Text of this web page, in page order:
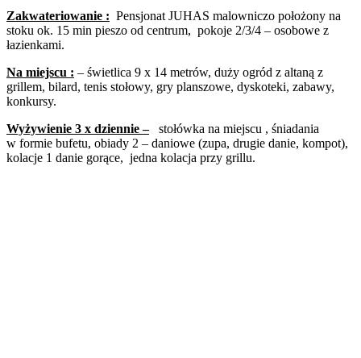
Zakwateriowanie : Pensjonat JUHAS malowniczo położony na
stoku ok. 15 min pieszo od centrum, pokoje 2/3/4 – osobowe z
łazienkami.
Na miejscu : – świetlica 9 x 14 metrów, duży ogród z altaną z
grillem, bilard, tenis stołowy, gry planszowe, dyskoteki, zabawy,
konkursy.
Wyżywienie 3 x dziennie –stołówka na miejscu , śniadania
w formie bufetu, obiady 2 – daniowe (zupa, drugie danie, kompot),
kolacje 1 danie gorące, jedna kolacja przy grillu.